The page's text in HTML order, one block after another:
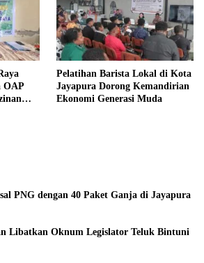
OAP
Pelatihan Barista Lokal di Kota
Jayapura Dorong Kemandirian
Ekonomi Generasi Muda
PNG dengan 40 Paket Ganja di Jayapura
Libatkan Oknum Legislator Teluk Bintuni